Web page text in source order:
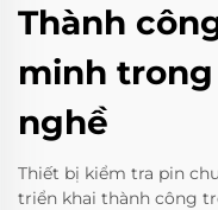
Thành
minh
nghề
Thiết bị kiểm tra pin
triển khai thành công